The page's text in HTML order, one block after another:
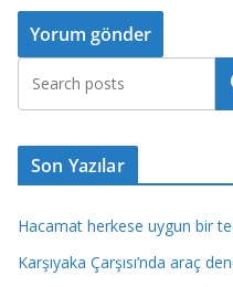
Son Yazılar
Hacamat herkese uygun bir
Karşıyaka Çarşısı’nda araç